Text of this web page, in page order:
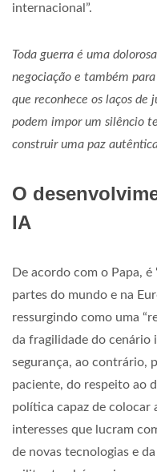
internacional”.
Toda guerra é uma
negociação e também
que reconhece os laços de
podem impor um silêncio
construir uma paz
O
IA
De acordo com o Papa,
partes do mundo e na
ressurgindo como uma
da fragilidade do cenário
segurança, ao contrário,
paciente, do respeito ao
política capaz de colocar
interesses que lucram
de novas tecnologias e